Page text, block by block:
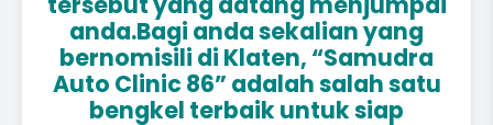
anda.Bagi anda sekalian yang
bernomisili di Klaten, “Samudra
Auto Clinic 86” adalah salah satu
bengkel terbaik untuk siap